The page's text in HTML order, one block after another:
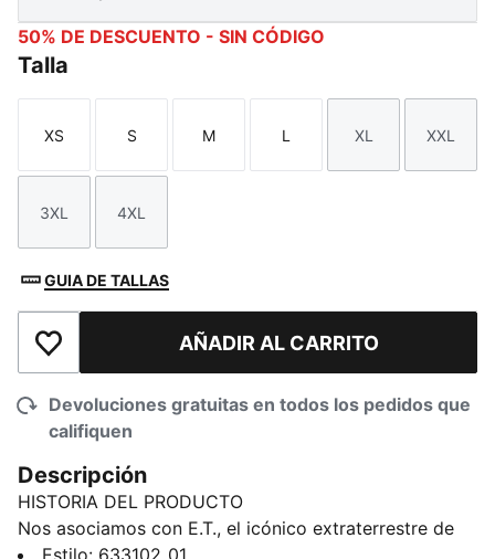
50% DE DESCUENTO - SIN CÓDIGO
Talla
Talla
XS
Talla
S
Talla
M
Talla
L
Talla
XL
Talla
XXL
Talla
3XL
Talla
4XL
GUIA DE TALLAS
Añadir a la lista de deseosAÑADIR AL CARRITO
Devoluciones gratuitas en todos los pedidos que
califiquen
Descripción
HISTORIA DEL PRODUCTO
Nos asociamos con E.T., el icónico extraterrestre de
los años 80, para una colaboración cósmica de PUMA
Estilo: 633102_01